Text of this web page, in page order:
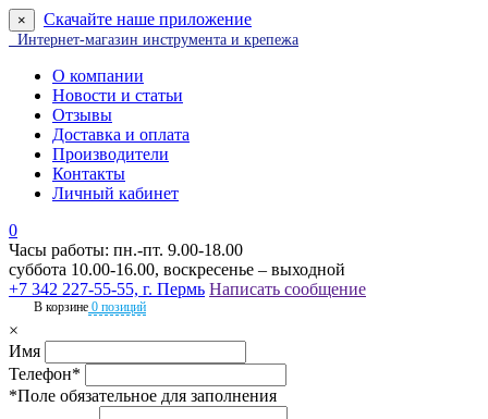
× Скачайте наше приложение
Интернет-магазин инструмента и крепежа
О компании
Новости и статьи
Отзывы
Доставка и оплата
Производители
Контакты
Личный кабинет
0
Часы работы: пн.-пт. 9.00-18.00
суббота 10.00-16.00, воскресенье – выходной
+7 342 227-55-55, г. Пермь Написать сообщение
В корзине 0 позиций
×
Имя
Телефон*
*Поле обязательное для заполнения